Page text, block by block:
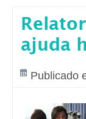
ajuda
Publicado